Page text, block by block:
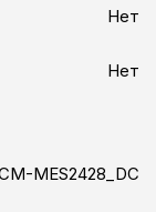
Нет
Нет
MES2428_DC